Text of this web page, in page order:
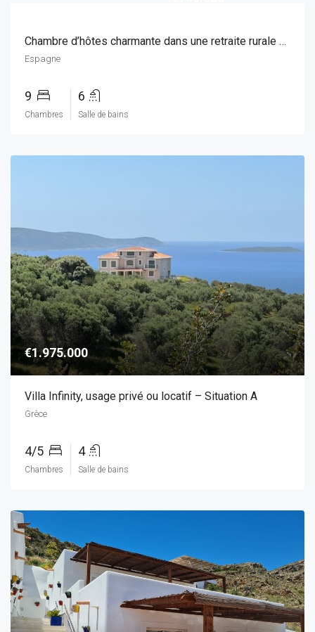
Chambre d’hôtes charmante dans une retraite rurale à Ayora, Valence
Espagne
9
Chambres
6
Salle de bains
€1.975.000
Villa Infinity, usage privé ou locatif – Situation A
Grèce
4/5
Chambres
4
Salle de bains